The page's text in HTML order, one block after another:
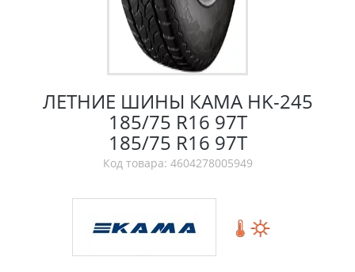
ЛЕТНИЕ ШИНЫ КАМА HK-245
185/75 R16 97T
185/75 R16 97T
Код товара: 4604278005949